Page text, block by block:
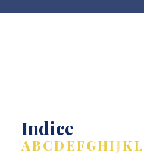
Indice
ABCDEFGHIJKL